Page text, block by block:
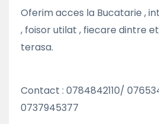
Oferim acces la Bucatarie ,
, foisor utilat , fiecare dintre
terasa.
Contact : 0784842110/
0737945377